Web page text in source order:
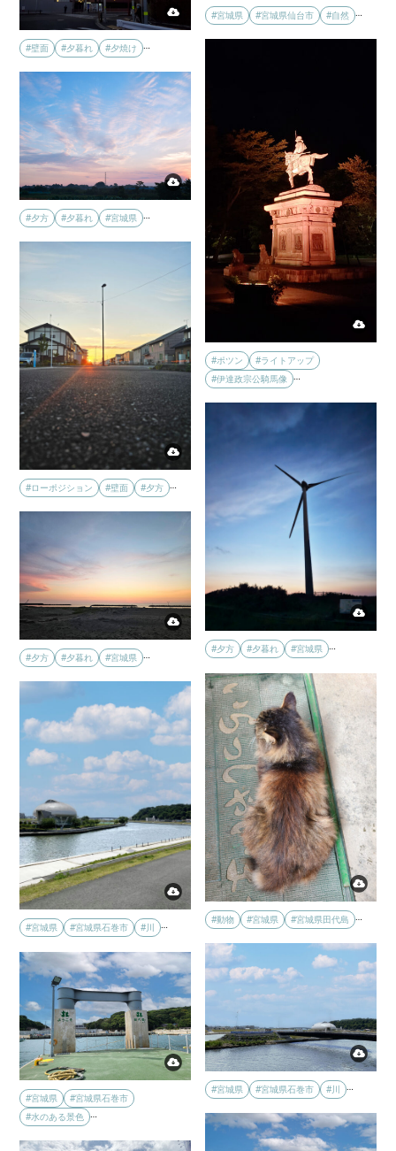
#宮城県 #宮城県仙台市 #自然
#壁面 #夕暮れ #夕焼け
#ポツン
#ライトアップ
#伊達政宗公騎馬像 …
#夕方 #夕暮れ #宮城県 …
#ローポジション #壁面 #夕方 …
#夕方 #夕暮れ #宮城県 …
#夕方
#夕暮れ #宮城県 …
#動物 #宮城県 #宮城県田代島
#宮城県
#宮城県石巻市 #川 …
#宮城県 #宮城県石巻市 #川 …
#宮城県
#宮城県石巻市
#水のある景色